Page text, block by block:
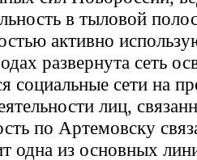
в тыловой
активно
развернута сеть
социальные сети на
лиц,
по Артемовску
одна из основных